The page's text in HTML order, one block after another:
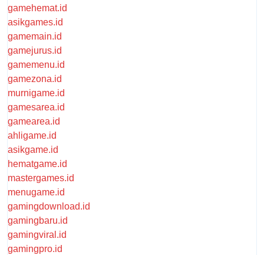
gamehemat.id
asikgames.id
gamemain.id
gamejurus.id
gamemenu.id
gamezona.id
murnigame.id
gamesarea.id
gamearea.id
ahligame.id
asikgame.id
hematgame.id
mastergames.id
menugame.id
gamingdownload.id
gamingbaru.id
gamingviral.id
gamingpro.id